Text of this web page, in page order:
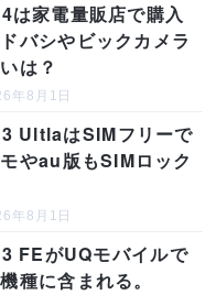
家電量販店で購入
バシやビックカメラ
は？
年8月1日
UltlaはSIMフリーで
やau版もSIMロック
年8月1日
FEがUQモバイルで
種に含まれる。